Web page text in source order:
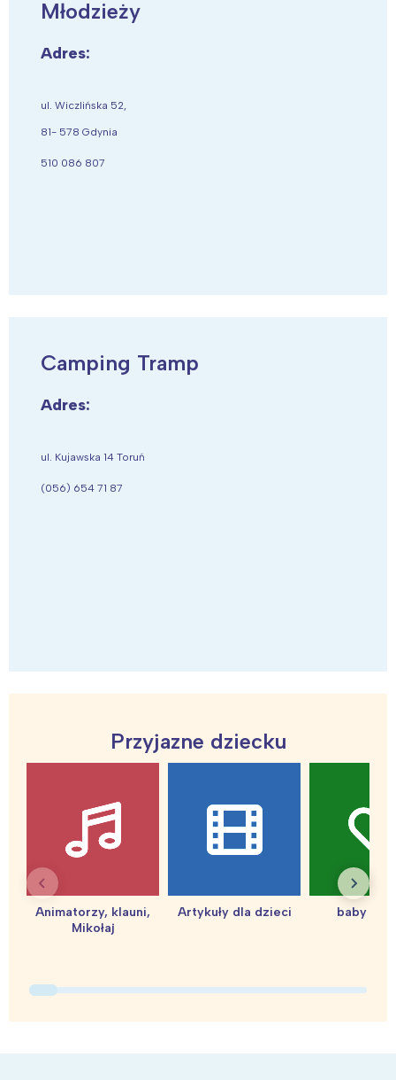
Młodzieży
Adres:
ul. Wiczlińska 52,
81- 578 Gdynia
510 086 807
Camping Tramp
Adres:
ul. Kujawska 14 Toruń
(056) 654 71 87
Przyjazne dziecku
Animatorzy, klauni,
Mikołaj
Artykuły dla dzieci baby